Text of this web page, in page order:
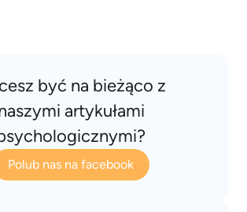
być na bieżąco z
artykułami
Polub nas na facebook